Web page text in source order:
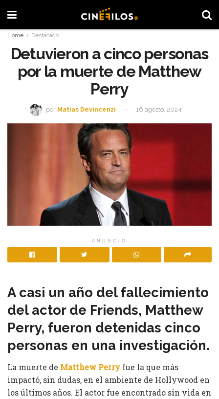
Home Destacado
Detuvieron a cinco personas
por la muerte de Matthew
Perry
por Matias Devincenzi 16 agosto, 2024
ANUNCIO
A casi un año del fallecimiento
del actor de Friends, Matthew
Perry, fueron detenidas cinco
personas en una investigación.
La muerte de Matthew Perry fue la que más
impactó, sin dudas, en el ambiente de Hollywood en
los últimos años. El actor fue encontrado sin vida en